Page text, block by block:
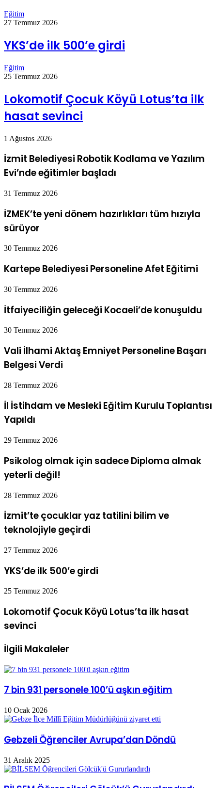
Eğitim
27 Temmuz 2026
YKS’de ilk 500’e girdi
Eğitim
25 Temmuz 2026
Lokomotif Çocuk Köyü Lotus’ta ilk
hasat sevinci
1 Ağustos 2026
İzmit Belediyesi Robotik Kodlama ve Yazılım
Evi’nde eğitimler başladı
31 Temmuz 2026
İZMEK’te yeni dönem hazırlıkları tüm hızıyla
sürüyor
30 Temmuz 2026
Kartepe Belediyesi Personeline Afet Eğitimi
30 Temmuz 2026
İtfaiyeciliğin geleceği Kocaeli’de konuşuldu
30 Temmuz 2026
Vali İlhami Aktaş Emniyet Personeline Başarı
Belgesi Verdi
28 Temmuz 2026
İl İstihdam ve Mesleki Eğitim Kurulu Toplantısı
Yapıldı
29 Temmuz 2026
Psikolog olmak için sadece Diploma almak
yeterli değil!
28 Temmuz 2026
İzmit’te çocuklar yaz tatilini bilim ve
teknolojiyle geçirdi
27 Temmuz 2026
YKS’de ilk 500’e girdi
25 Temmuz 2026
Lokomotif Çocuk Köyü Lotus’ta ilk hasat
sevinci
İlgili Makaleler
7 bin 931 personele 100’ü aşkın eğitim
10 Ocak 2026
Gebzeli Öğrenciler Avrupa’dan Döndü
31 Aralık 2025